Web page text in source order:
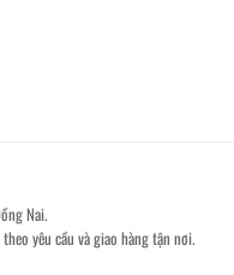
Nai.
yêu cầu và giao hàng tận nơi.